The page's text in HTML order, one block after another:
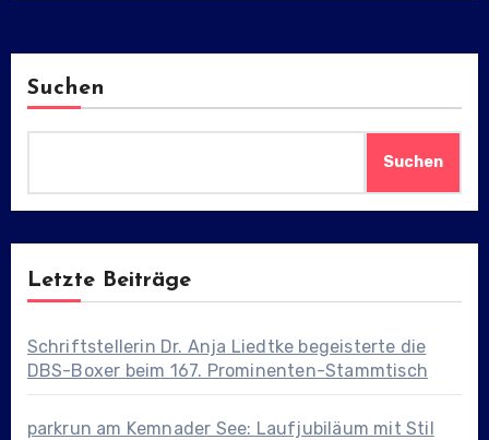
Team sorgt…
Suchen
Suchen
Letzte Beiträge
Schriftstellerin Dr. Anja Liedtke begeisterte die
DBS-Boxer beim 167. Prominenten-Stammtisch
parkrun am Kemnader See: Laufjubiläum mit Stil